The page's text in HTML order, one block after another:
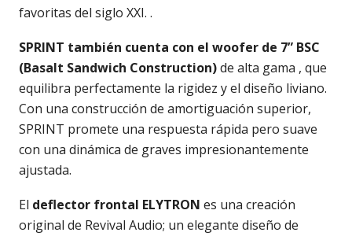
favoritas del siglo XXI. .
SPRINT también cuenta con el woofer de 7” BSC
(Basalt Sandwich Construction)de alta gama , que
equilibra perfectamente la rigidez y el diseño liviano.
Con una construcción de amortiguación superior,
SPRINT promete una respuesta rápida pero suave
con una dinámica de graves impresionantemente
ajustada.
El deflector frontal ELYTRON es una creación
original de Revival Audio; un elegante diseño de